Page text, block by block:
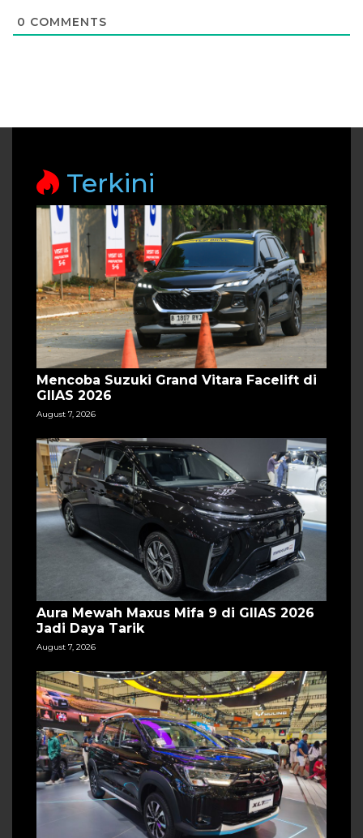
0 COMMENTS
Terkini
Mencoba Suzuki Grand Vitara Facelift di
GIIAS 2026
August 7, 2026
Aura Mewah Maxus Mifa 9 di GIIAS 2026
Jadi Daya Tarik
August 7, 2026